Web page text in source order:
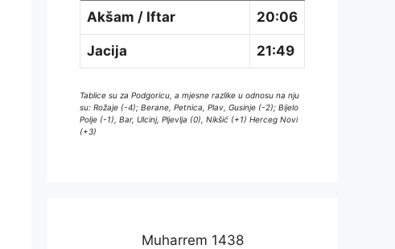
Akšam / Iftar 20:06
Jacija 21:49
Tablice su za Podgoricu, a mjesne razlike u odnosu na nju
su: Rožaje (-4); Berane, Petnica, Plav, Gusinje (-2); Bijelo
Polje (-1), Bar, Ulcinj, Pljevlja (0), Nikšić (+1) Herceg Novi
(+3)
Muharrem 1438